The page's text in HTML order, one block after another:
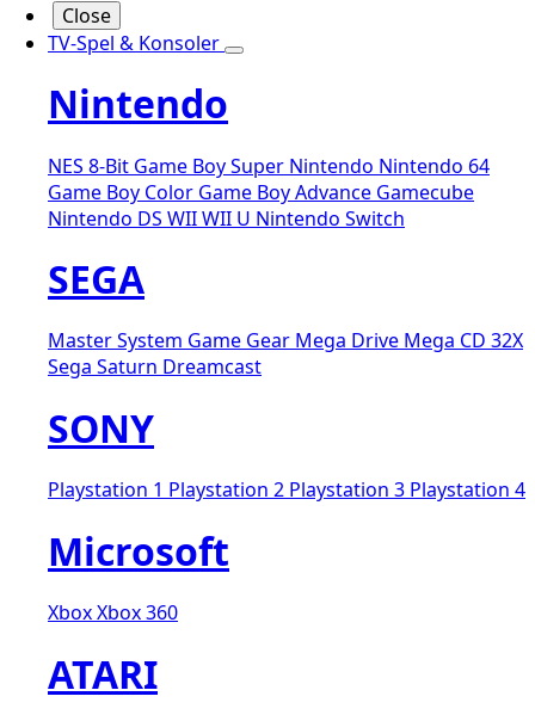
Close
TV-Spel & Konsoler
Nintendo
NES 8-Bit Game BoySuper Nintendo Nintendo 64
Game Boy Color Game Boy Advance Gamecube
Nintendo DS WIIWII U Nintendo Switch
SEGA
Master System Game Gear Mega Drive Mega CD 32X
Sega Saturn Dreamcast
SONY
Playstation 1 Playstation 2 Playstation 3 Playstation 4
Microsoft
XboxXbox 360
ATARI